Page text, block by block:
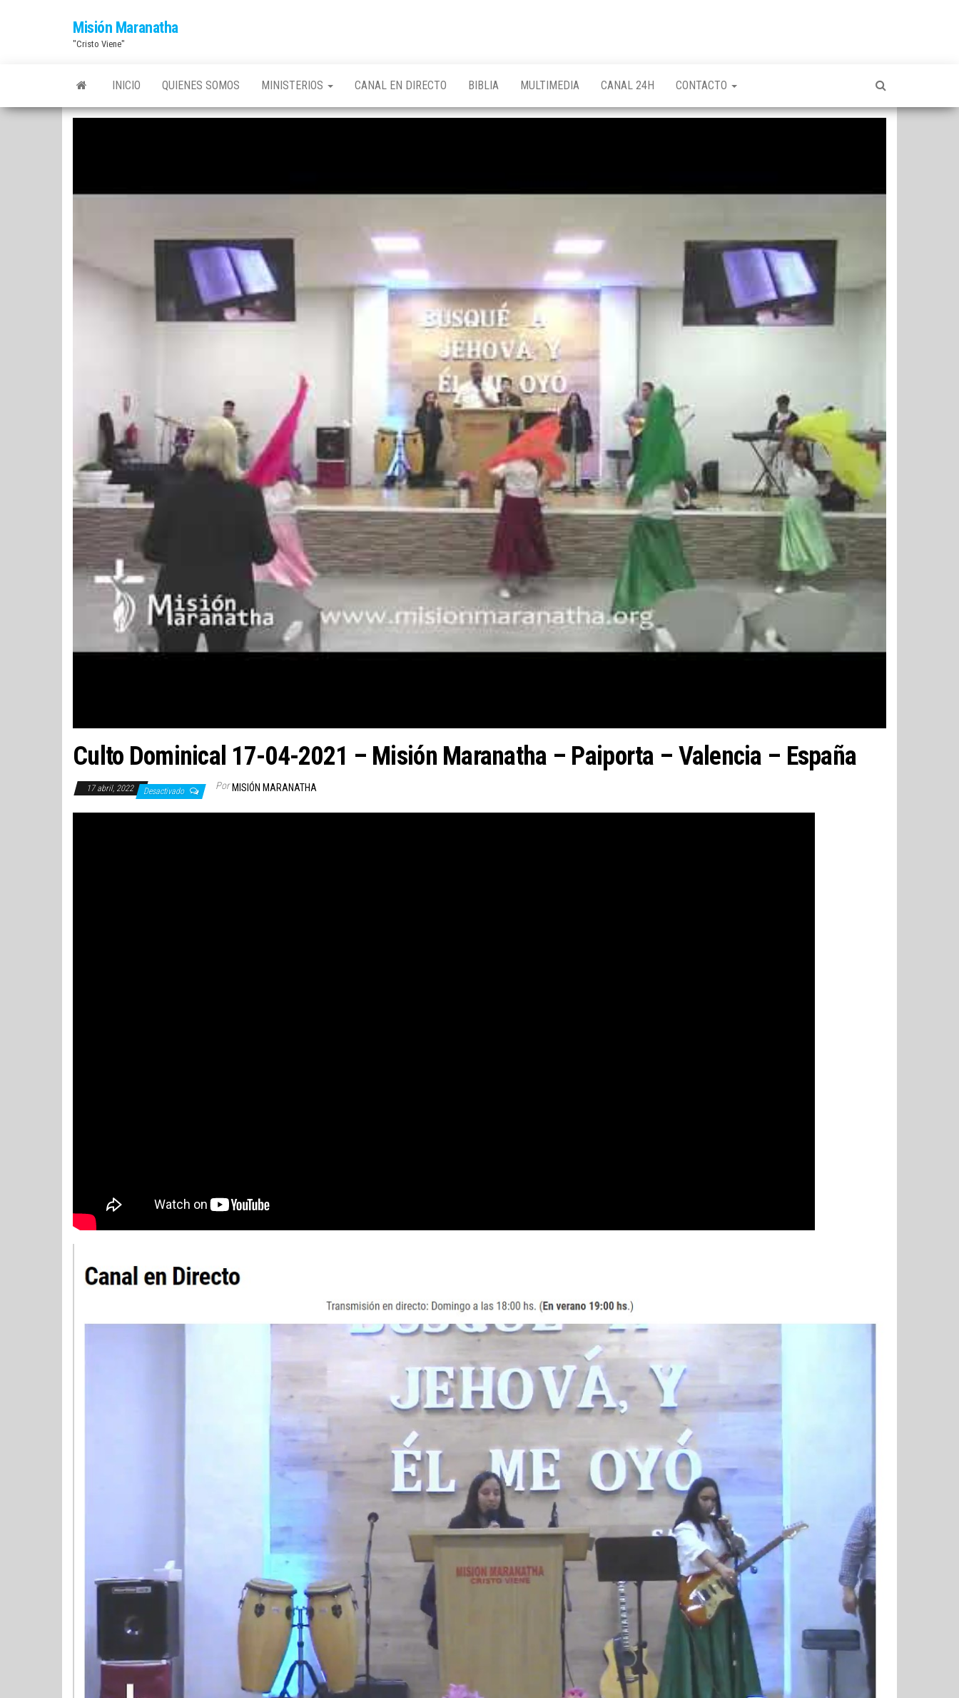
Misión Maranatha
"Cristo Viene"
INICIO QUIENES SOMOS MINISTERIOS CANAL EN DIRECTO BIBLIA MULTIMEDIA CANAL 24H CONTACTO
Culto Dominical 17-04-2021 – Misión Maranatha – Paiporta – Valencia – España
17 abril, 2022 Desactivado Por MISIÓN MARANATHA